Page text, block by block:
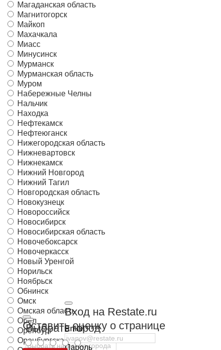
Выбрать город
Вход на Restate.ru
Email
Пароль
Магаданская область
Магнитогорск
Майкоп
Махачкала
Миасс
Минусинск
Мурманск
Мурманская область
Муром
Набережные Челны
Нальчик
Находка
Нефтекамск
Нефтеюганск
Нижегородская область
Нижневартовск
Нижнекамск
Нижний Новгород
Нижний Тагил
Новгородская область
Новокузнецк
Новороссийск
Новосибирск
Новосибирская область
Новочебоксарск
Новочеркасск
Новый Уренгой
Норильск
Ноябрьск
Обнинск
Омск
Омская область
Орёл
Оренбург
Оренбургская область
Оставить оценку о странице